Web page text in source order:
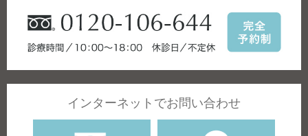
インターネットでお問い合わせ